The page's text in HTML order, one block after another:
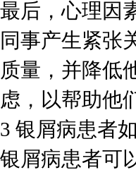
最后，心理因
同事产生紧张
质量，并降低
虑，以帮助他
3 银屑病患者
银屑病患者可